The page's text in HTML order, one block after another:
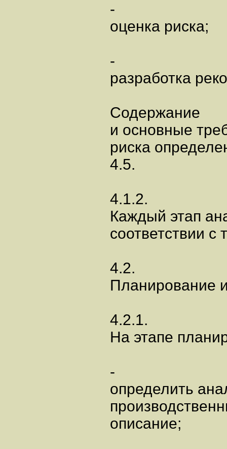
-
оценка риска;
-
разработка
Содержание
и основные
риска
4.5.
4.1.2.
Каждый этап
соответствии с
4.2.
Планирование
4.2.1.
На этапе
-
определить
описание;